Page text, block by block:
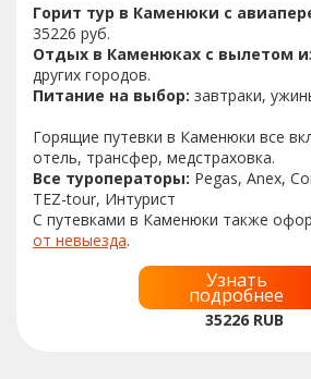
Горит тур в Каменюки с
35226 руб.
Отдых в Каменюках с вылетом
других городов.
Питание на выбор: завтраки,
Горящие путевки в Каменюки все
отель, трансфер, медстраховка.
Все туроператоры: Pegas, Anex,
TEZ-tour, Интурист
С путевками в Каменюки также
от невыезда.
Узнать
подробнее
35226 RUB